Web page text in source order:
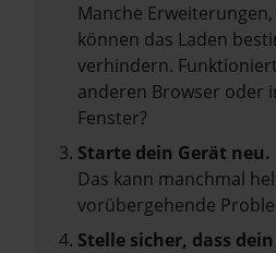
Manche
können das Laden
verhindern.
anderen Browser oder
Fenster?
Starte dein Gerät neu.
Das kann manchmal
vorübergehende
Stelle sicher, dass